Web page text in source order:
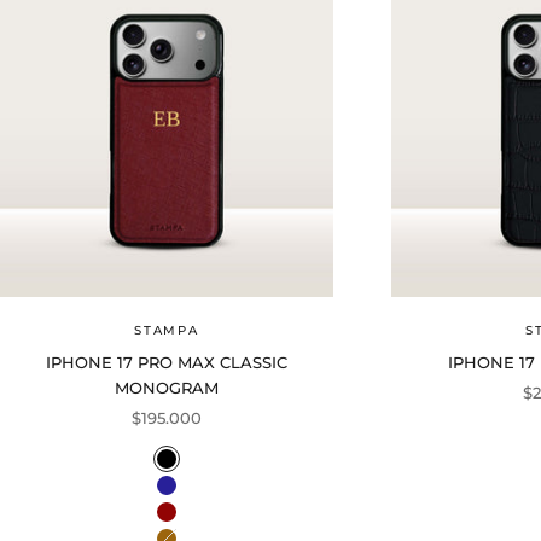
STAMPA
IPHONE 17 PRO MAX CLASSIC
MONOGRAM
Precio de oferta
$195.000
Color
Black
Navy
Wine
IPHONE 17